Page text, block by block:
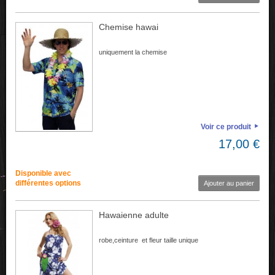
Chemise hawai
uniquement la chemise
Voir ce produit
17,00 €
Disponible avec
différentes options
Ajouter au panier
Hawaienne adulte
robe,ceinture et fleur taille unique